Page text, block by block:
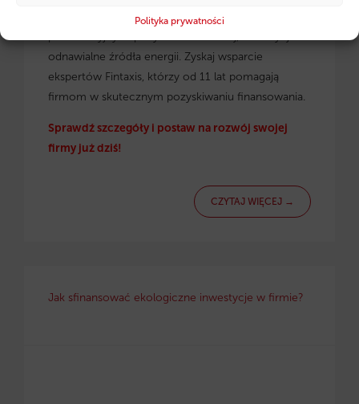
Polityka prywatności
przedsiębiorców– dowiedz się, jak skorzystać z
odnawialne źródła energii. Zyskaj wsparcie
ekspertów Fintaxis, którzy od 11 lat pomagają
firmom w skutecznym pozyskiwaniu finansowania.
Sprawdź szczegóły i postaw na rozwój swojej
firmy już dziś!
CZYTAJ WIĘCEJ →
Jak sfinansować ekologiczne inwestycje w firmie?